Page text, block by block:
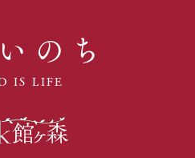
のち
IS LIFE